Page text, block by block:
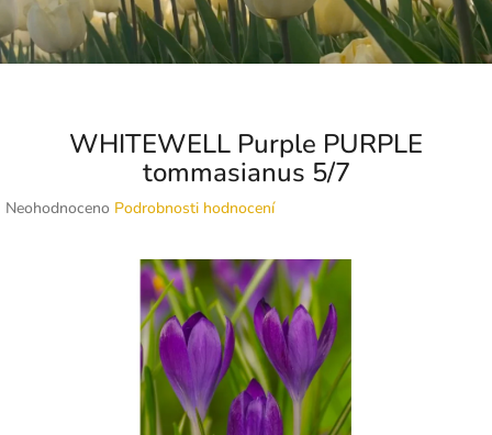
WHITEWELL Purple PURPLE
tommasianus 5/7
Průměrné
Neohodnoceno Podrobnosti hodnocení